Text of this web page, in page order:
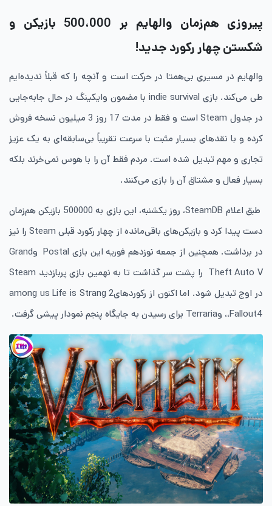
پیروزی هم‌زمان والهایم بر 500،000 بازیکن و
شکستن چهار رکورد جدید!
والهایم در مسیری بی‌همتا در حرکت است و آنچه را که قبلاً ندیده‌ایم
طی می‌کند. بازی indie survival با مضمون وایکینگ در حال جابه‌جایی
در جدول Steam است و فقط در مدت 17 روز 3 میلیون نسخه فروش
کرده و با نقدهای بسیار مثبت با سرعت تقریباً بی‌سابقه‌ای به یک عزیز
تجاری و مهم تبدیل شده است. مردم فقط آن را با هوس نمی‌خرند بلکه
بسیار فعال و مشتاق آن را بازی می‌کنند.
طبق اعلام SteamDB، روز یکشنبه، این بازی به 500000 بازیکن هم‌زمان
دست پیدا کرد و بازیکن‌های باقی‌مانده از چهار رکورد قبلی Steam را نیز
در برداشت. همچنین از جمعه نوزدهم فوریه این بازی Postal وGrand
Theft Auto V را پشت سر گذاشت تا به نهمین بازی پربازدید Steam
در اوج تبدیل شود. اما اکنون از رکوردهایamong us Life is Strang 2
،Fallout4، وTerraria برای رسیدن به جایگاه پنجم نمودار پیشی گرفت.